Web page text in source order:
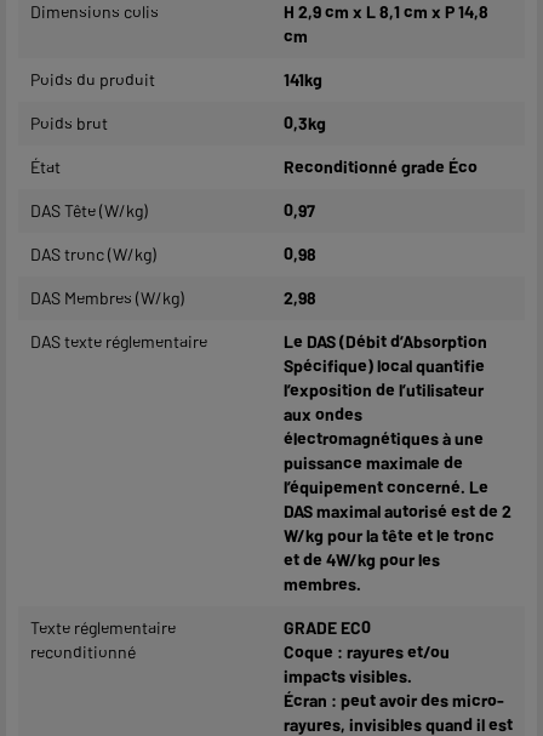
Dimensions colis
H 2,9 cm x L 8,1 cm x P 14,8
cm
Poids du produit 141kg
Poids brut 0,3kg
État Reconditionné grade Éco
DAS Tête (W/kg) 0,97
DAS tronc (W/kg) 0,98
DAS Membres (W/kg) 2,98
DAS texte réglementaire
Le DAS (Débit d’Absorption
Spécifique) local quantifie
l’exposition de l’utilisateur
aux ondes
électromagnétiques à une
puissance maximale de
l’équipement concerné. Le
DAS maximal autorisé est de 2
W/kg pour la tête et le tronc
et de 4W/kg pour les
membres.
Texte réglementaire
reconditionné
GRADE EC0
Coque : rayures et/ou
impacts visibles.
Écran : peut avoir des micro-
rayures, invisibles quand il est